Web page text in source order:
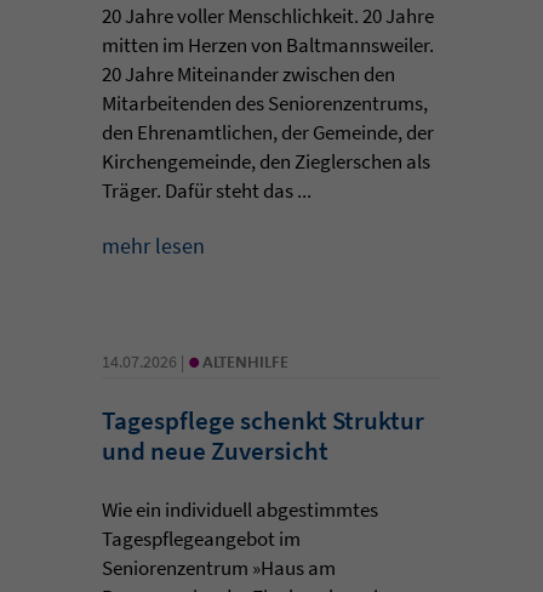
20 Jahre voller Menschlichkeit. 20 Jahre
mitten im Herzen von Baltmannsweiler.
20 Jahre Miteinander zwischen den
Mitarbeitenden des Seniorenzentrums,
den Ehrenamtlichen, der Gemeinde, der
Kirchengemeinde, den Zieglerschen als
Träger. Dafür steht das ...
mehr lesen
14.07.2026 | • ALTENHILFE
Tagespflege schenkt Struktur
und neue Zuversicht
Wie ein individuell abgestimmtes
Tagespflegeangebot im
Seniorenzentrum »Haus am